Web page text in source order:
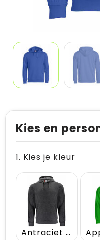
Kies en
1. Kies je kleur
Antraciet Melange